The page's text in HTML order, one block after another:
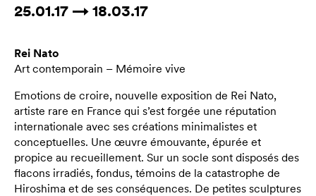
25.01.17 → 18.03.17
Rei Nato
Art contemporain – Mémoire vive
Emotions de croire, nouvelle exposition de Rei Nato,
artiste rare en France qui s’est forgée une réputation
internationale avec ses créations minimalistes et
conceptuelles. Une œuvre émouvante, épurée et
propice au recueillement. Sur un socle sont disposés des
flacons irradiés, fondus, témoins de la catastrophe de
Hiroshima et de ses conséquences. De petites sculptures